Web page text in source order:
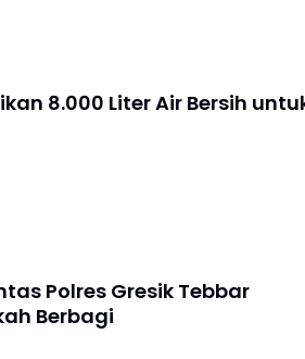
8.000 Liter Air Bersih
Polres Gresik Tebbar
Berbagi